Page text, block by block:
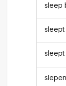
sleep
sleept
sleept